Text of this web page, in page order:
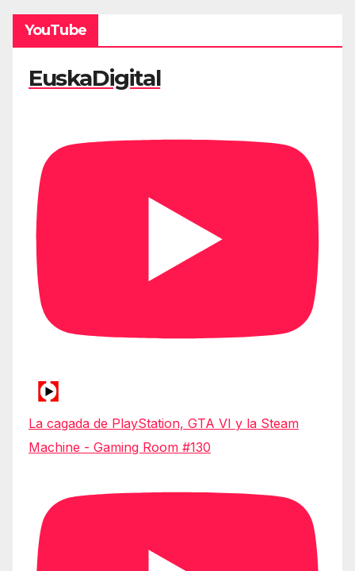
YouTube
EuskaDigital
La cagada de PlayStation, GTA VI y la Steam
Machine - Gaming Room #130